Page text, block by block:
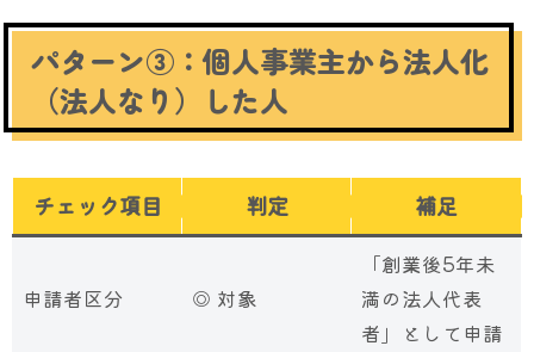
パターン③：個人事業主から法人化
（法人なり）した人
チェック項目 判定 補足
申請者区分 ◎ 対象
「創業後5年未
満の法人代表
者」として申請